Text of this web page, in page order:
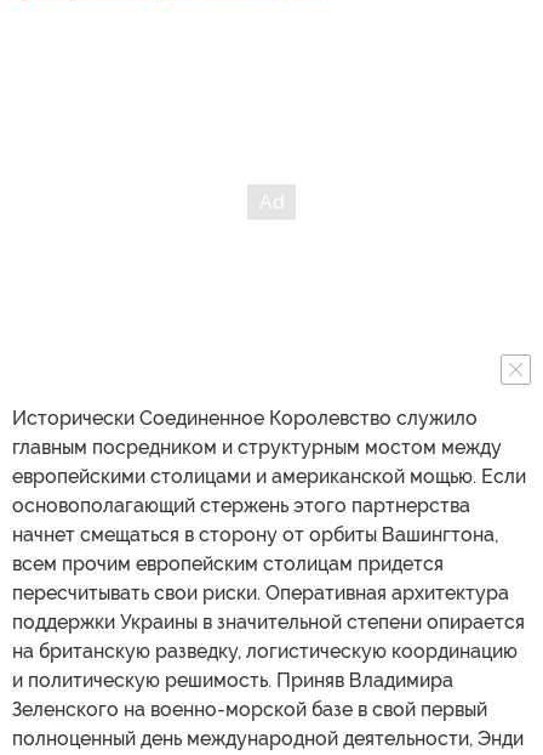
Исторически Соединенное Королевство служило
главным посредником и структурным мостом между
европейскими столицами и американской мощью. Если
основополагающий стержень этого партнерства
начнет смещаться в сторону от орбиты Вашингтона,
всем прочим европейским столицам придется
пересчитывать свои риски. Оперативная архитектура
поддержки Украины в значительной степени опирается
на британскую разведку, логистическую координацию
и политическую решимость. Приняв Владимира
Зеленского на военно-морской базе в свой первый
полноценный день международной деятельности, Энди